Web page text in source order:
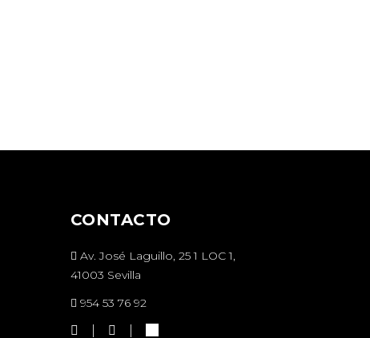
CONTACTO
Av. José Laguillo, 25 1 LOC 1,
41003 Sevilla
954 53 76 92